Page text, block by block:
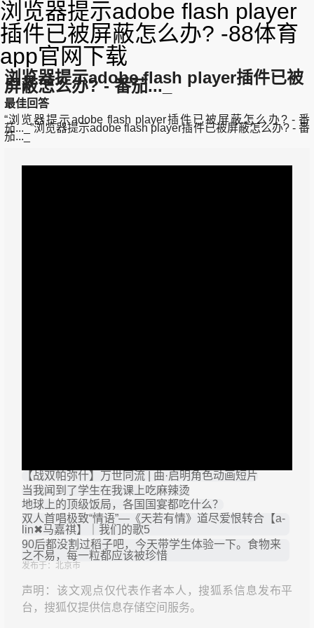
浏览器提示adobe flash player
插件已被屏蔽怎么办? -88体育
app官网下载
浏览器提示adobe flash player插件已被
屏蔽怎么办? - 番茄..._
最佳回答
“浏览器提示adobe flash player插件已被屏蔽怎么办? - 番
茄..._”浏览器提示adobe flash player插件已被屏蔽怎么办? - 番
茄..._
【战双帕弥什】万世同流 | 曲·启明角色动画短片
当我闻到了学生在我课上吃麻辣烫
地球上的顶级饭局，各国国宴都吃什么？
双人首唱极致“情语”—《天若有情》道尽爱恨转合【a-
lin✖马嘉祺】｜我们的歌5
90后都没割过稻子吧，今天带学生体验一下。食物来
之不易，每一粒都应该被珍惜
发布于：北京市
声明：该文观点仅代表作者本人，搜狐系信息发布平
台，搜狐仅提供信息存储空间服务。